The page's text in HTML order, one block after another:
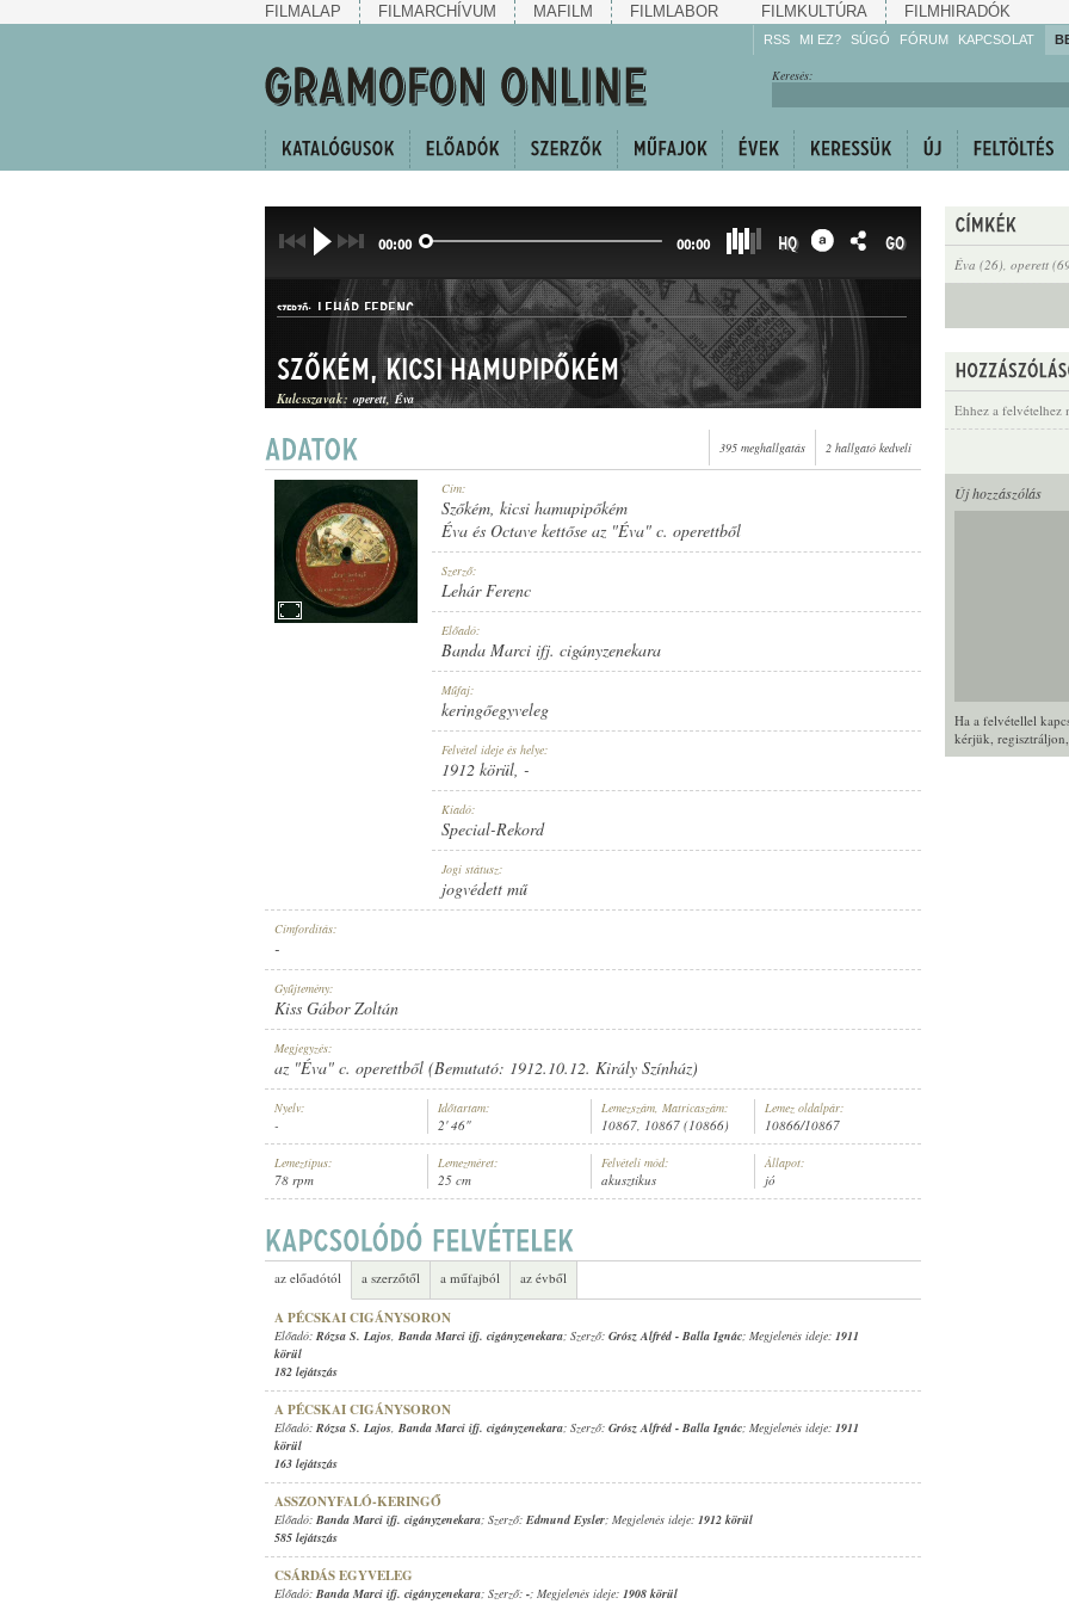
FILMALAP FILMARCHÍVUM MAFILM FILMLABOR FILMKULTÚRA FILMHIRADÓK
RSS MI EZ? SÚGÓ
Gyarapítsa!
FÓRUM KAPCSOLAT
Keresés:
Éva (26), operett
Ehhez a felvételhez
Új hozzászólás
Ha a felvétellel
kérjük, regisztráljon
00:00 00:00 HQ GO
ELŐADÓ: BANDA MARCI IFJ. CIGÁNYZENEKARA
SZERZŐ: LEHÁR FERENC
KERINGŐEGYVELEG
1912 KÖRÜL
10867
Szőkém, kicsi hamupipőkém
Kulcsszavak: operett Éva
395 meghallgatás 2 hallgató kedveli
Cím:
Szőkém, kicsi hamupipőkém
Éva és Octave kettőse az "Éva" c. operettből
Szerző:
Lehár Ferenc
Előadó:
Banda Marci ifj. cigányzenekara
Műfaj:
keringőegyveleg
Felvétel ideje és helye:
1912 körül, -
Kiadó:
Special-Rekord
Jogi státusz:
jogvédett mű
Címfordítás:
-
Gyűjtemény:
Kiss Gábor Zoltán
Megjegyzés:
az "Éva" c. operettből (Bemutató: 1912.10.12. Király Színház)
Nyelv:
-
Időtartam:
2' 46"
Lemezszám, Matricaszám:
10867, 10867 (10866)
Lemez oldalpár:
10866/10867
Lemeztípus:
78 rpm
Lemezméret:
25 cm
Felvételi mód:
akusztikus
Állapot:
jó
az előadótól a szerzőtől a műfajból az évből
A PÉCSKAI CIGÁNYSORON
Előadó: Rózsa S. Lajos, Banda Marci ifj. cigányzenekara; Szerző: Grósz Alfréd - Balla Ignác; Megjelenés ideje: 1911
körül
182 lejátszás
A PÉCSKAI CIGÁNYSORON
Előadó: Rózsa S. Lajos, Banda Marci ifj. cigányzenekara; Szerző: Grósz Alfréd - Balla Ignác; Megjelenés ideje: 1911
körül
163 lejátszás
ASSZONYFALÓ-KERINGŐ
Előadó: Banda Marci ifj. cigányzenekara; Szerző: Edmund Eysler; Megjelenés ideje: 1912 körül
585 lejátszás
CSÁRDÁS EGYVELEG
Előadó: Banda Marci ifj. cigányzenekara; Szerző: -; Megjelenés ideje: 1908 körül